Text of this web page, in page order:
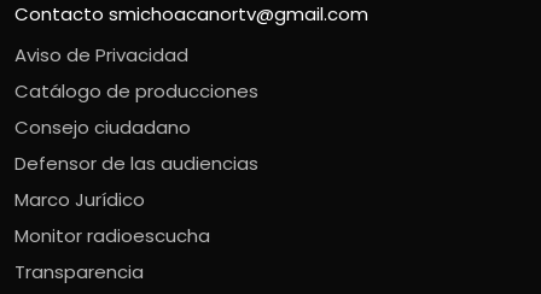
Contacto smichoacanortv@gmail.com
Aviso de Privacidad
Catálogo de producciones
Consejo ciudadano
Defensor de las audiencias
Marco Jurídico
Monitor radioescucha
Transparencia